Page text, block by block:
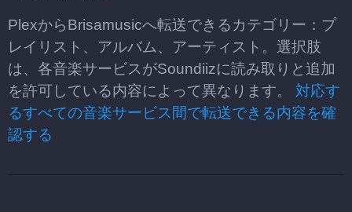
PlexからBrisamusicへ転送できるカテゴリー：プ
レイリスト、アルバム、アーティスト。選択肢
は、各音楽サービスがSoundiizに読み取りと追加
を許可している内容によって異なります。 対応す
るすべての音楽サービス間で転送できる内容を確
認する